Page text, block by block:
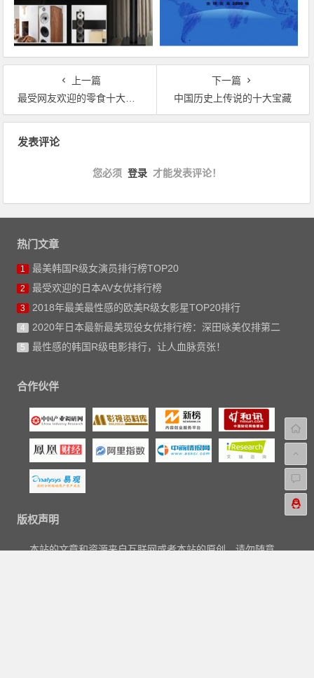
上一篇
最受网友欢迎的零食十大品牌排行
下一篇
中国历史上传说的十大宝藏
发表评论
您必须 登录 才能发表评论！
热门文章
1 最美韩国R级女演员排行榜TOP20
2 最受欢迎的日本AV女优排行榜
3 2018年最美最性感的欧美R级女影星TOP20排行
4 2020年日本最新最美现役女优排行榜：深田咏美仅排第二
5 最性感的韩国R级电影排行，让人血脉贲张！
合作伙伴
版权声明
本站的文章和资源来自互联网或者本站的原创，请勿随意